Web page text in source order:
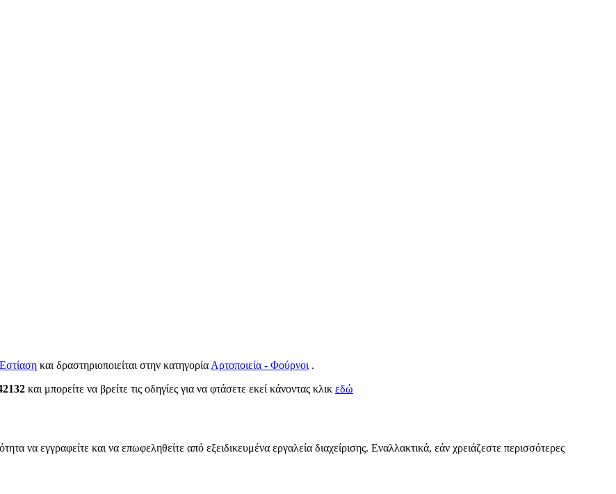
Εστίαση και δραστηριοποιείται στην κατηγορίαΑρτοποιεία - Φούρνοι .
και μπορείτε να βρείτε τις οδηγίες για να φτάσετε εκεί κάνοντας κλικ εδώ
να εγγραφείτε και να επωφεληθείτε από εξειδικευμένα εργαλεία διαχείρισης. Εναλλακτικά, εάν χρειάζεστε περισσότερες